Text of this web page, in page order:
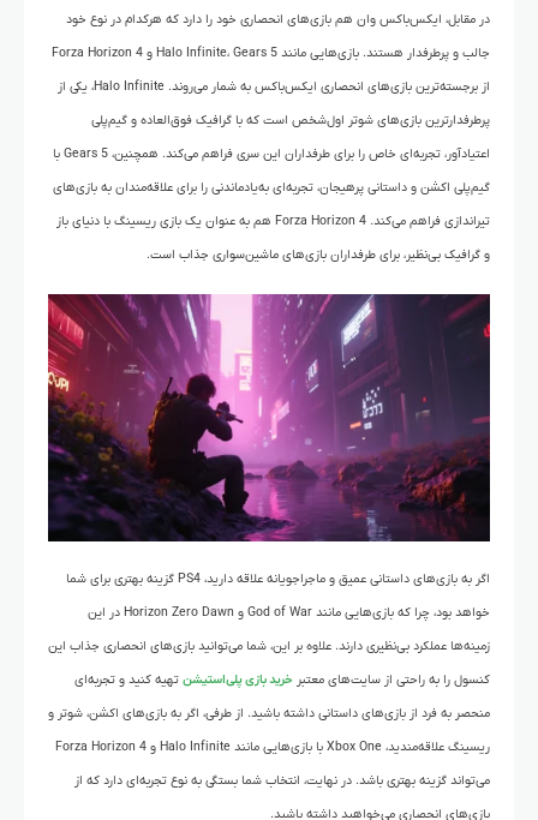
در مقابل، ایکس‌باکس وان هم بازی‌های انحصاری خود را دارد که هرکدام در نوع خود
جالب و پرطرفدار هستند. بازی‌هایی مانند Halo Infinite، Gears 5 و Forza Horizon 4
از برجسته‌ترین بازی‌های انحصاری ایکس‌باکس به شمار می‌روند. Halo Infinite، یکی از
پرطرفدارترین بازی‌های شوتر اول‌شخص است که با گرافیک فوق‌العاده و گیم‌پلی
اعتیادآور، تجربه‌ای خاص را برای طرفداران این سری فراهم می‌کند. همچنین، Gears 5 با
گیم‌پلی اکشن و داستانی پرهیجان، تجربه‌ای به‌یادماندنی را برای علاقه‌مندان به بازی‌های
تیراندازی فراهم می‌کند. Forza Horizon 4 هم به عنوان یک بازی ریسینگ با دنیای باز
و گرافیک بی‌نظیر، برای طرفداران بازی‌های ماشین‌سواری جذاب است.
اگر به بازی‌های داستانی عمیق و ماجراجویانه علاقه دارید، PS4 گزینه بهتری برای شما
خواهد بود، چرا که بازی‌هایی مانند God of War و Horizon Zero Dawn در این
زمینه‌ها عملکرد بی‌نظیری دارند. علاوه بر این، شما می‌توانید بازی‌های انحصاری جذاب این
کنسول را به راحتی از سایت‌های معتبر خرید بازی پلی‌استیشن تهیه کنید و تجربه‌ای
منحصر به فرد از بازی‌های داستانی داشته باشید. از طرفی، اگر به بازی‌های اکشن، شوتر و
ریسینگ علاقه‌مندید، Xbox One با بازی‌هایی مانند Halo Infinite و Forza Horizon 4
می‌تواند گزینه بهتری باشد. در نهایت، انتخاب شما بستگی به نوع تجربه‌ای دارد که از
بازی‌های انحصاری می‌خواهید داشته باشید.